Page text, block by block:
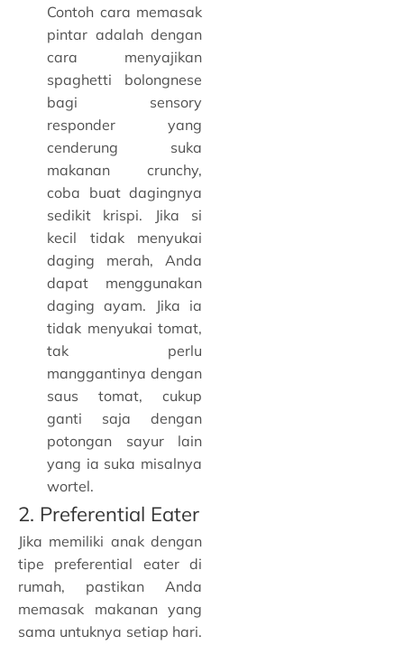
Contoh cara memasak
pintar adalah dengan
cara menyajikan
spaghetti bolongnese
bagi sensory
responder yang
cenderung suka
makanan crunchy,
coba buat dagingnya
sedikit krispi. Jika si
kecil tidak menyukai
daging merah, Anda
dapat menggunakan
daging ayam. Jika ia
tidak menyukai tomat,
tak perlu
manggantinya dengan
saus tomat, cukup
ganti saja dengan
potongan sayur lain
yang ia suka misalnya
wortel.
2. Preferential Eater
Jika memiliki anak dengan
tipe preferential eater di
rumah, pastikan Anda
memasak makanan yang
sama untuknya setiap hari.